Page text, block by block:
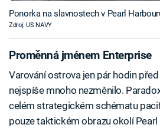
Ponorka na slavnostech v Pearl
Zdroj: US NAVY
Proměnná jménem Enterprise
Varování ostrova jen pár hodin
nejspíše mnoho nezměnilo.
celém strategickém schématu
pouze taktickém obrazu okolí